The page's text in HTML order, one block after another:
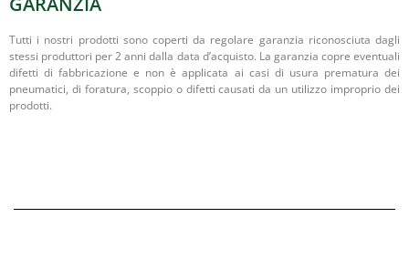
Tutti i nostri prodotti sono coperti da regolare garanzia riconosciuta dagli
stessi produttori per 2 anni dalla data d’acquisto. La garanzia copre eventuali
difetti di fabbricazione e non è applicata ai casi di usura prematura dei
pneumatici, di foratura, scoppio o difetti causati da un utilizzo improprio dei
prodotti.